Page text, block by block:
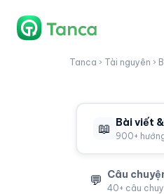
Tanca › Tài nguyên ›
📖 Bài viết
900+
💬 Câu
40+ câu